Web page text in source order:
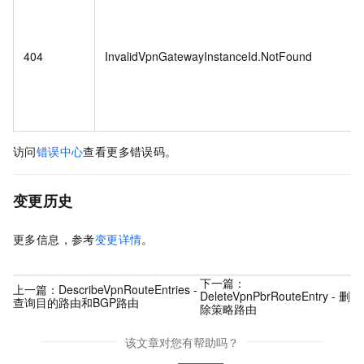
404 InvalidVpnGatewayInstanceId.NotFound
访问错误中心查看更多错误码。
变更历史
更多信息，参考变更详情。
上一篇： DescribeVpnRouteEntries -
查询目的路由和BGP路由
下一篇：
DeleteVpnPbrRouteEntry - 删
除策略路由
该文章对您有帮助吗？